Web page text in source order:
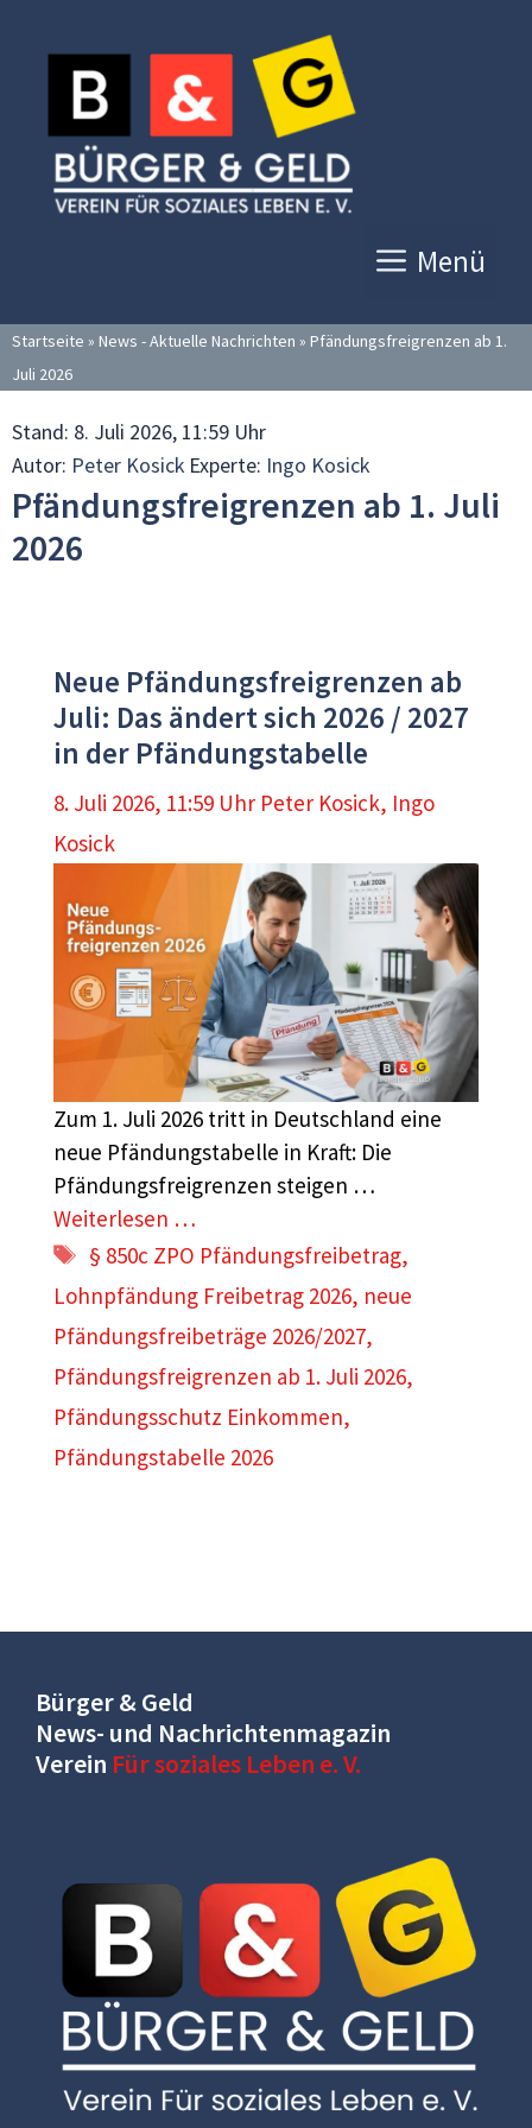
Inhalt
springen
Menü
Startseite » News - Aktuelle Nachrichten » Pfändungsfreigrenzen ab 1.
Juli 2026
Stand: 8. Juli 2026, 11:59 Uhr
Autor: Peter Kosick Experte: Ingo Kosick
Pfändungsfreigrenzen ab 1. Juli
2026
Neue Pfändungsfreigrenzen ab
Juli: Das ändert sich 2026 / 2027
in der Pfändungstabelle
8. Juli 2026, 11:59 Uhr Peter Kosick, Ingo
Kosick
Zum 1. Juli 2026 tritt in Deutschland eine
neue Pfändungstabelle in Kraft: Die
Pfändungsfreigrenzen steigen …
Weiterlesen …
Schlagwörter
§ 850c ZPO Pfändungsfreibetrag,
Lohnpfändung Freibetrag 2026, neue
Pfändungsfreibeträge 2026/2027,
Pfändungsfreigrenzen ab 1. Juli 2026,
Pfändungsschutz Einkommen,
Pfändungstabelle 2026
Bürger & Geld
News- und Nachrichtenmagazin
Verein Für soziales Leben e. V.